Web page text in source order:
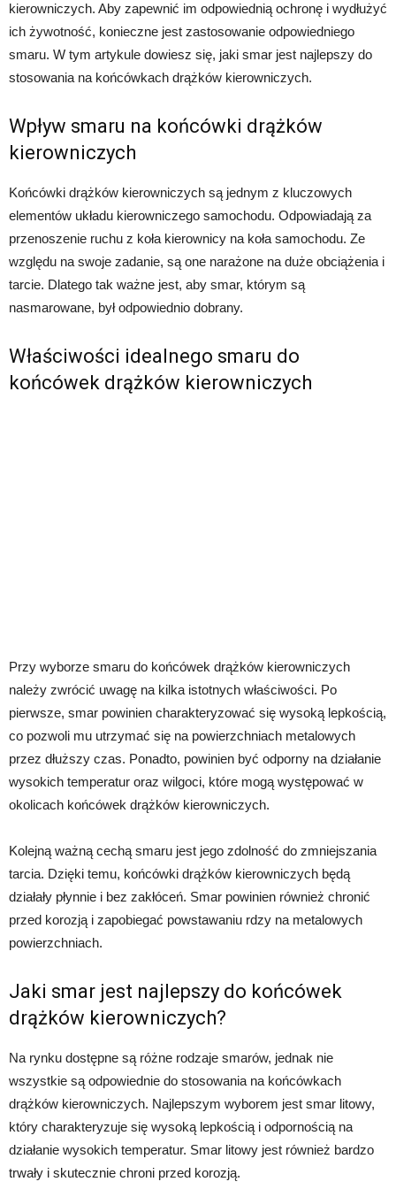
kierowniczych. Aby zapewnić im odpowiednią ochronę i wydłużyć
ich żywotność, konieczne jest zastosowanie odpowiedniego
smaru. W tym artykule dowiesz się, jaki smar jest najlepszy do
stosowania na końcówkach drążków kierowniczych.
Wpływ smaru na końcówki drążków
kierowniczych
Końcówki drążków kierowniczych są jednym z kluczowych
elementów układu kierowniczego samochodu. Odpowiadają za
przenoszenie ruchu z koła kierownicy na koła samochodu. Ze
względu na swoje zadanie, są one narażone na duże obciążenia i
tarcie. Dlatego tak ważne jest, aby smar, którym są
nasmarowane, był odpowiednio dobrany.
Właściwości idealnego smaru do
końcówek drążków kierowniczych
Przy wyborze smaru do końcówek drążków kierowniczych
należy zwrócić uwagę na kilka istotnych właściwości. Po
pierwsze, smar powinien charakteryzować się wysoką lepkością,
co pozwoli mu utrzymać się na powierzchniach metalowych
przez dłuższy czas. Ponadto, powinien być odporny na działanie
wysokich temperatur oraz wilgoci, które mogą występować w
okolicach końcówek drążków kierowniczych.
Kolejną ważną cechą smaru jest jego zdolność do zmniejszania
tarcia. Dzięki temu, końcówki drążków kierowniczych będą
działały płynnie i bez zakłóceń. Smar powinien również chronić
przed korozją i zapobiegać powstawaniu rdzy na metalowych
powierzchniach.
Jaki smar jest najlepszy do końcówek
drążków kierowniczych?
Na rynku dostępne są różne rodzaje smarów, jednak nie
wszystkie są odpowiednie do stosowania na końcówkach
drążków kierowniczych. Najlepszym wyborem jest smar litowy,
który charakteryzuje się wysoką lepkością i odpornością na
działanie wysokich temperatur. Smar litowy jest również bardzo
trwały i skutecznie chroni przed korozją.